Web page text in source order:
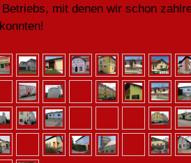
mit denen wir schon